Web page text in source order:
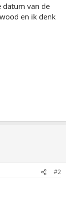
datum van de
en ik denk
#2